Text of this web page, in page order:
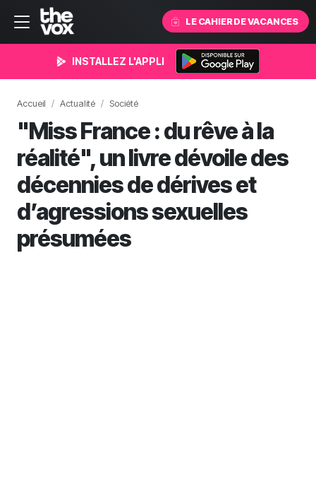
LE CAHIER DE VACANCES
INSTALLEZ L'APPLI
Accueil Actualité Société
"Miss France : du rêve à la
réalité", un livre dévoile des
décennies de dérives et
d’agressions sexuelles
présumées